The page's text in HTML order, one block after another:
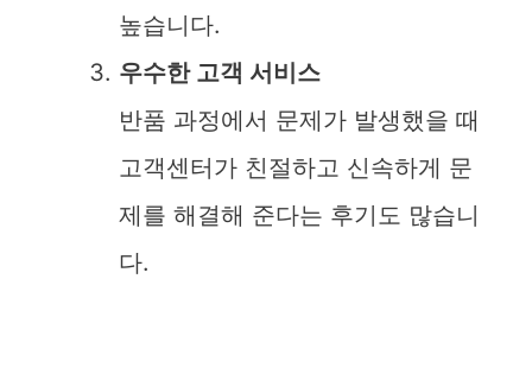
높습니다.
우수한 고객 서비스
반품 과정에서 문제가 발생했을 때
고객센터가 친절하고 신속하게 문
제를 해결해 준다는 후기도 많습니
다.